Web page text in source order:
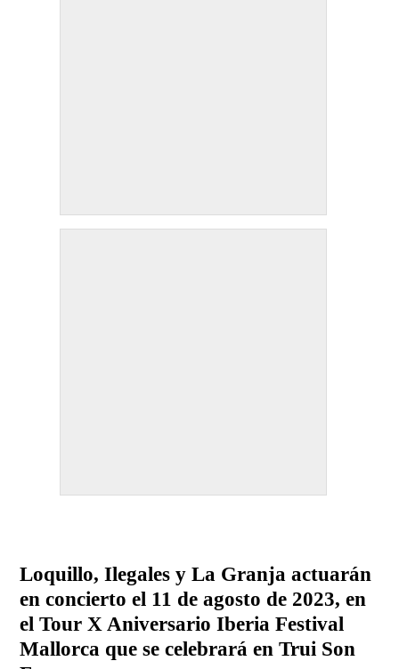
Loquillo, Ilegales y La Granja actuarán
en concierto el 11 de agosto de 2023, en
el Tour X Aniversario Iberia Festival
Mallorca que se celebrará en Trui Son